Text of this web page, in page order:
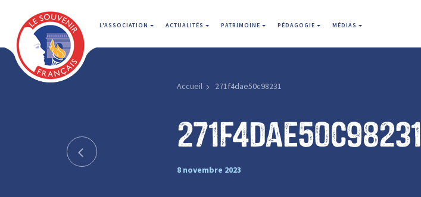
L'ASSOCIATION ACTUALITÉS PATRIMOINE PÉDAGOGIE MÉDIAS
Accueil 271f4dae50c98231
271f4dae50c98231
8 novembre 2023